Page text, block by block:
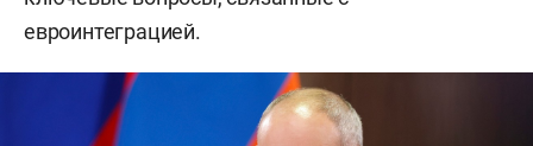
евроинтеграцией.